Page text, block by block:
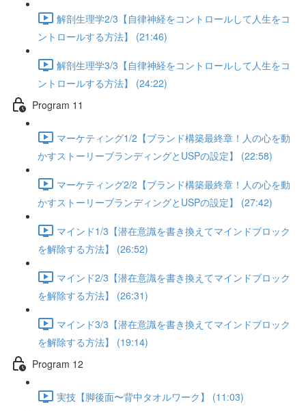
解剖生理学2/3【自律神経をコントロールして人生をコ
ントロールする方法】 (21:46)
解剖生理学3/3【自律神経をコントロールして人生をコ
ントロールする方法】 (24:22)
Program 11
マーケティング1/2【ブランド構築最終章！人の心を動
かすストーリーブランディングとUSPの設定】 (22:58)
マーケティング2/2【ブランド構築最終章！人の心を動
かすストーリーブランディングとUSPの設定】 (27:42)
マインド1/3【潜在意識を書き換えてマインドブロック
を解除する方法】 (26:52)
マインド2/3【潜在意識を書き換えてマインドブロック
を解除する方法】 (26:31)
マインド3/3【潜在意識を書き換えてマインドブロック
を解除する方法】 (19:14)
Program 12
実技【脚後面〜背中タオルワーク】 (11:03)